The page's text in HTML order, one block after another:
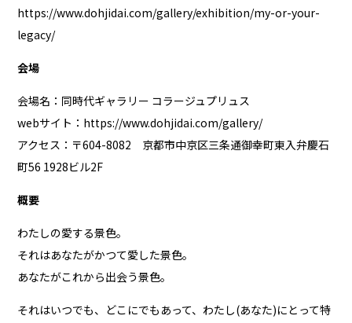
https://www.dohjidai.com/gallery/exhibition/my-or-your-
legacy/
会場
会場名：同時代ギャラリー コラージュプリュス
webサイト： https://www.dohjidai.com/gallery/
アクセス：〒604-8082 京都市中京区三条通御幸町東入弁慶石
町56 1928ビル2F
概要
わたしの愛する景色。
それはあなたがかつて愛した景色。
あなたがこれから出会う景色。
それはいつでも、どこにでもあって、わたし(あなた)にとって特